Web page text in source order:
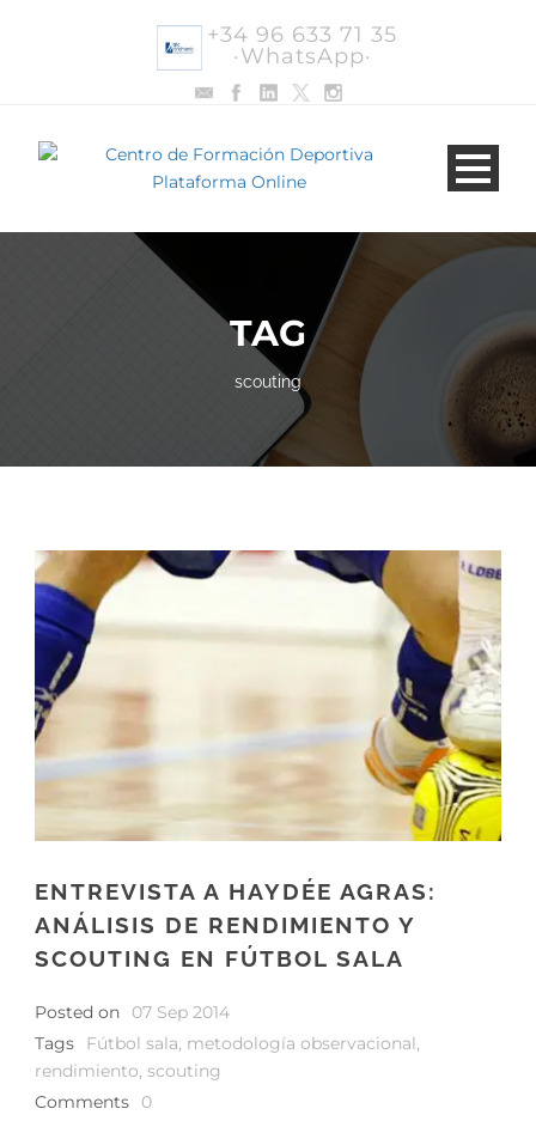
+34 96 633 71 35
·WhatsApp·
TAG
scouting
ENTREVISTA A HAYDÉE AGRAS:
ANÁLISIS DE RENDIMIENTO Y
SCOUTING EN FÚTBOL SALA
Posted on
07 Sep 2014
Tags
Fútbol sala, metodología observacional,
rendimiento, scouting
Comments
0